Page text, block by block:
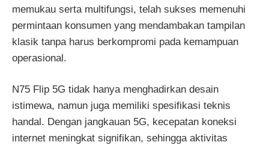
memukau serta multifungsi, telah sukses memenuhi
permintaan konsumen yang mendambakan tampilan
klasik tanpa harus berkompromi pada kemampuan
operasional.
N75 Flip 5G tidak hanya menghadirkan desain
istimewa, namun juga memiliki spesifikasi teknis
handal. Dengan jangkauan 5G, kecepatan koneksi
internet meningkat signifikan, sehingga aktivitas